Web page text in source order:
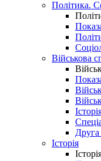
Політика.
Військова
Друга
Історія